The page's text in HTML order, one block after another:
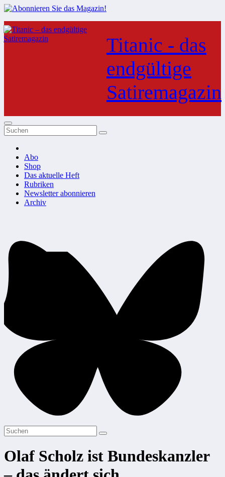
Zum
Inhalt
springen
Titanic - das
endgültige
Satiremagazin
Abo
Shop
Das aktuelle Heft
Rubriken
Newsletter abonnieren
Archiv
Olaf Scholz ist Bundeskanzler